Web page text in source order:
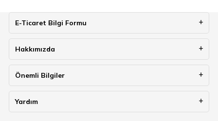
E-Ticaret Bilgi Formu
Hakkımızda
Önemli Bilgiler
Yardım